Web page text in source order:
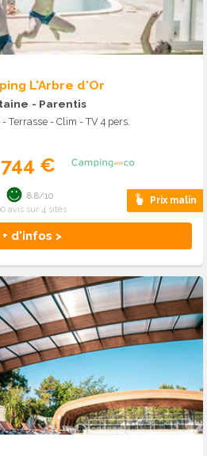
L'Arbre d'Or
- Parentis
Terrasse - Clim - TV 4 pers.
744 €
Prix malin
+ d'infos >
8.8/10
avis sur 4 sites